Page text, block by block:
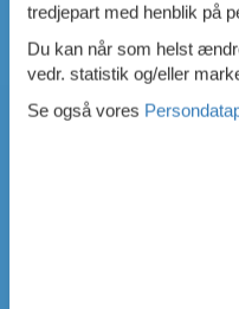
tredjepart med henblik på
Du kan når som helst
vedr. statistik og/eller
Se også vores